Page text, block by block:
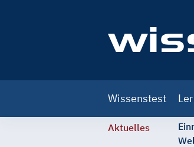
navigation
Wissenstest
Aktuelles